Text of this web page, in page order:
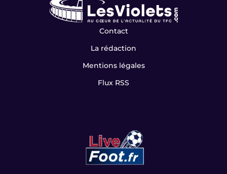
Contact
La rédaction
Mentions légales
Flux RSS